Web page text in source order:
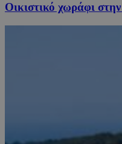
Οικιστικό χωράφι